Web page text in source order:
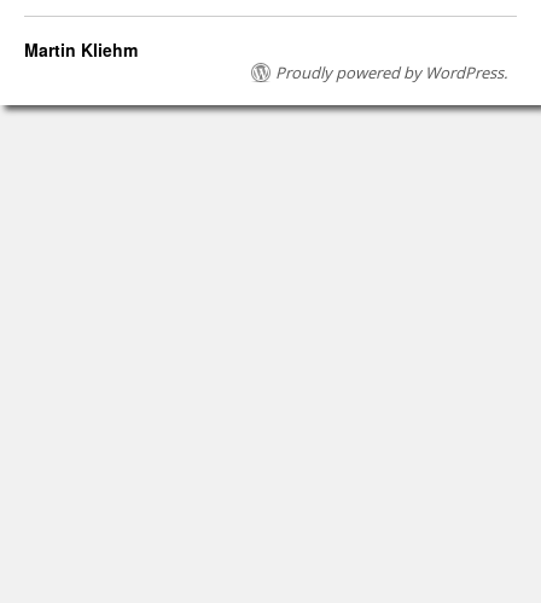
Martin Kliehm
Proudly powered by WordPress.